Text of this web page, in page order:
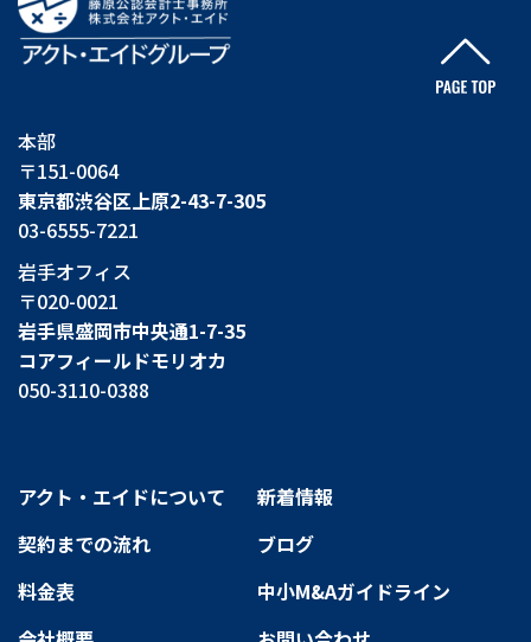
本部
〒151-0064
東京都渋谷区上原2-43-7-305
03-6555-7221
岩手オフィス
〒020-0021
岩手県盛岡市中央通1-7-35
コアフィールドモリオカ
050-3110-0388
アクト・エイドについて
契約までの流れ
料金表
新着情報
ブログ
中小M&Aガイドライン